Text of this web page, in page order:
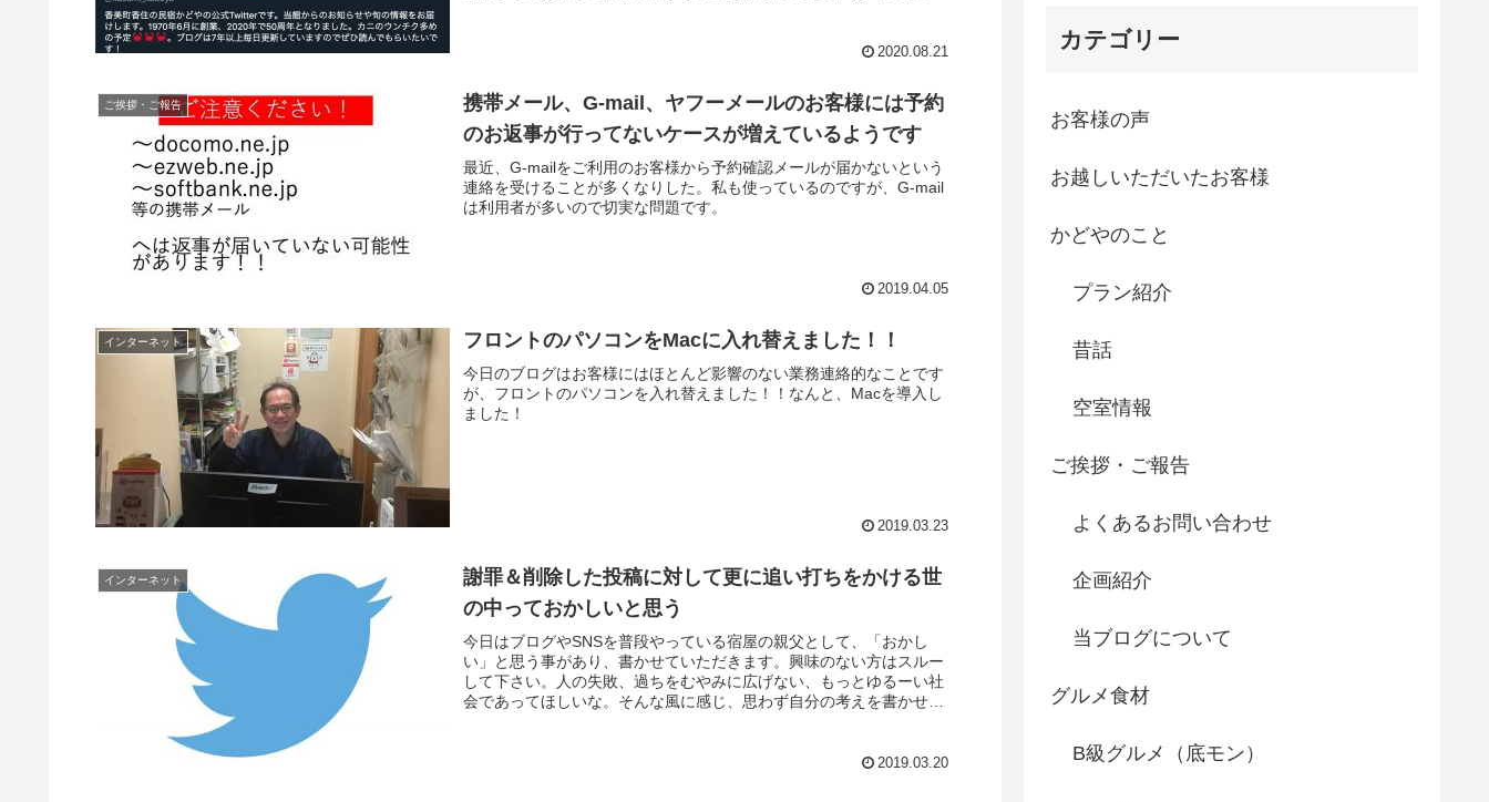
2020.08.21
ご挨拶・ご報告
携帯メール、G-mail、ヤフーメールのお客様には予約
のお返事が行ってないケースが増えているようです
最近、G-mailをご利用のお客様から予約確認メールが届かないという
連絡を受けることが多くなりした。私も使っているのですが、G-mail
は利用者が多いので切実な問題です。
2019.04.05
インターネット フロントのパソコンをMacに入れ替えました！！
今日のブログはお客様にはほとんど影響のない業務連絡的なことです
が、フロントのパソコンを入れ替えました！！なんと、Macを導入し
ました！
2019.03.23
インターネット
謝罪＆削除した投稿に対して更に追い打ちをかける世
の中っておかしいと思う
今日はブログやSNSを普段やっている宿屋の親父として、「おかし
い」と思う事があり、書かせていただきます。興味のない方はスルー
して下さい。人の失敗、過ちをむやみに広げない、もっとゆるーい社
会であってほしいな。そんな風に感じ、思わず自分の考えを書かせて
2019.03.20
カテゴリー
お客様の声
お越しいただいたお客様
かどやのこと
プラン紹介
昔話
空室情報
ご挨拶・ご報告
よくあるお問い合わせ
企画紹介
当ブログについて
グルメ食材
B級グルメ（底モン）